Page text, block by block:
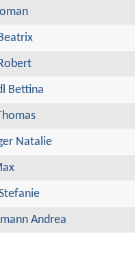
Bettina
Natalie
Andrea